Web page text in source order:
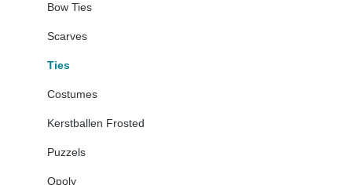
Bow Ties
Scarves
Ties
Costumes
Kerstballen Frosted
Puzzels
Opoly